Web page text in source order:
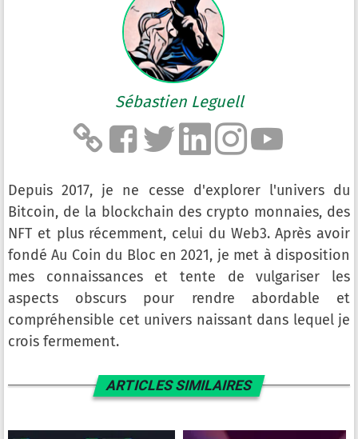
Sébastien Leguell
Depuis 2017, je ne cesse d'explorer l'univers du
Bitcoin, de la blockchain des crypto monnaies, des
NFT et plus récemment, celui du Web3. Après avoir
fondé Au Coin du Bloc en 2021, je met à disposition
mes connaissances et tente de vulgariser les
aspects obscurs pour rendre abordable et
compréhensible cet univers naissant dans lequel je
crois fermement.
ARTICLES SIMILAIRES